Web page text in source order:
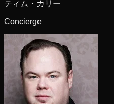
ティム・カリー
Concierge